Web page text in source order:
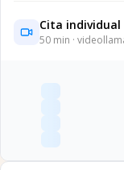
Cita individual
50 min ·